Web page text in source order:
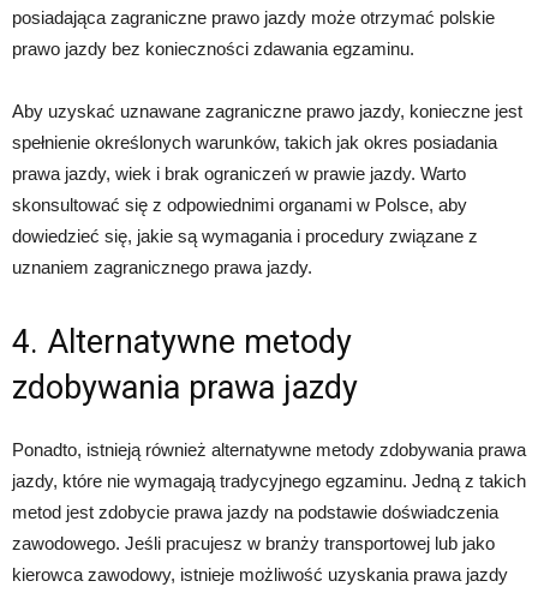
posiadająca zagraniczne prawo jazdy może otrzymać polskie
prawo jazdy bez konieczności zdawania egzaminu.
Aby uzyskać uznawane zagraniczne prawo jazdy, konieczne jest
spełnienie określonych warunków, takich jak okres posiadania
prawa jazdy, wiek i brak ograniczeń w prawie jazdy. Warto
skonsultować się z odpowiednimi organami w Polsce, aby
dowiedzieć się, jakie są wymagania i procedury związane z
uznaniem zagranicznego prawa jazdy.
4. Alternatywne metody
zdobywania prawa jazdy
Ponadto, istnieją również alternatywne metody zdobywania prawa
jazdy, które nie wymagają tradycyjnego egzaminu. Jedną z takich
metod jest zdobycie prawa jazdy na podstawie doświadczenia
zawodowego. Jeśli pracujesz w branży transportowej lub jako
kierowca zawodowy, istnieje możliwość uzyskania prawa jazdy